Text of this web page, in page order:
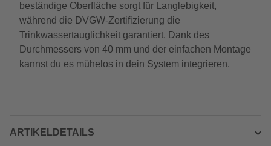
beständige Oberfläche sorgt für Langlebigkeit,
während die DVGW-Zertifizierung die
Trinkwassertauglichkeit garantiert. Dank des
Durchmessers von 40 mm und der einfachen Montage
kannst du es mühelos in dein System integrieren.
ARTIKELDETAILS